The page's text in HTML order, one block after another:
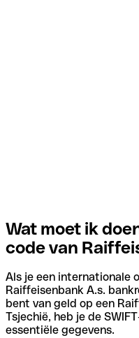
Wat moet ik
code van
Als je een internationale
Raiffeisenbank A.s.
bent van geld op een
Tsjechië, heb je de
essentiële gegevens.